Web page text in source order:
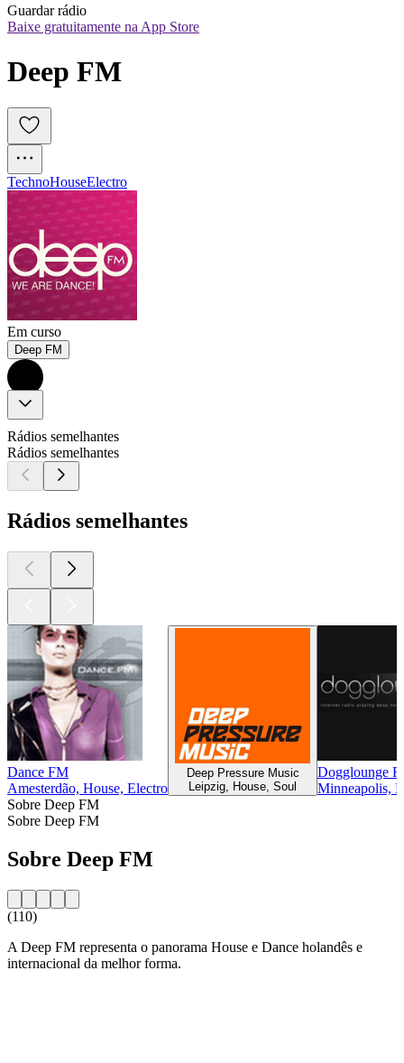
Guardar rádio
Baixe gratuitamente na App Store
Deep FM
TechnoHouseElectro
Em curso
Deep FM
Rádios semelhantes
Rádios semelhantes
Rádios semelhantes
Dance FM
Amesterdão, House, Electro
Deep Pressure Music
Leipzig, House, Soul
Dogglounge
Minneapolis,
Sobre Deep FM
Sobre Deep FM
Sobre Deep FM
(110)
A Deep FM representa o panorama House e Dance holandês e
internacional da melhor forma.